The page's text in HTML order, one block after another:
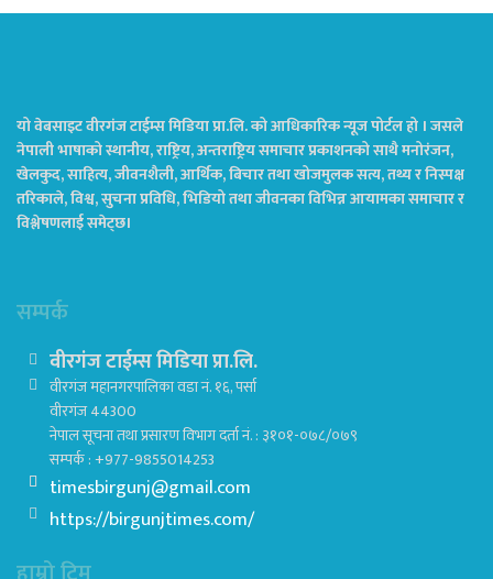
यो वेबसाइट वीरगंज टाईम्स मिडिया प्रा.लि. को आधिकारिक न्यूज पोर्टल हो । जसले
नेपाली भाषाको स्थानीय, राष्ट्रिय, अन्तराष्ट्रिय समाचार प्रकाशनको साथै मनोरंजन,
खेलकुद, साहित्य, जीवनशैली, आर्थिक, बिचार तथा खोजमुलक सत्य, तथ्य र निस्पक्ष
तरिकाले, विश्व, सुचना प्रविधि, भिडियो तथा जीवनका विभिन्न आयामका समाचार र
विश्लेषणलाई समेट्छ।
सम्पर्क
वीरगंज टाईम्स मिडिया प्रा.लि.
वीरगंज महानगरपालिका वडा नं. १६, पर्सा
वीरगंज 44300
नेपाल सूचना तथा प्रसारण विभाग दर्ता नं. : ३१०१-०७८/०७९
सम्पर्क : +977-9855014253
timesbirgunj@gmail.com
https://birgunjtimes.com/